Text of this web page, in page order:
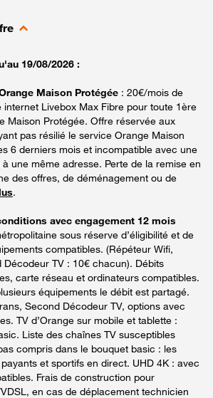
19/08/2026 :
Maison Protégée : 20€/mois de
Livebox Max Fibre pour toute 1ère
Maison Protégée. Offre réservée aux
pas résilié le service Orange Maison
6 derniers mois et incompatible avec une
une même adresse. Perte de la remise en
des offres, de déménagement ou de
.
avec engagement 12 mois
sous réserve d’éligibilité et de
compatibles. (Répéteur Wifi,
Décodeur TV : 10€ chacun). Débits
carte réseau et ordinateurs compatibles.
équipements le débit est partagé.
Second Décodeur TV, options avec
TV d’Orange sur mobile et tablette :
Liste des chaînes TV susceptibles
compris dans le bouquet basic : les
et sportifs en direct. UHD 4K : avec
Frais de construction pour
en cas de déplacement technicien